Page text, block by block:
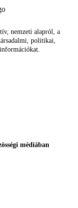
nemzeti alapról, a
politikai,
médiában